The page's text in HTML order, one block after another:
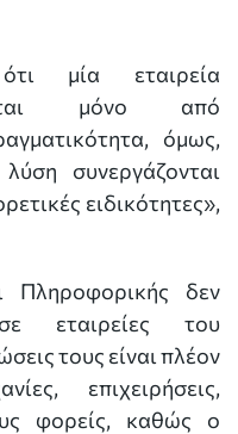
μία εταιρεία
μόνο από
όμως,
συνεργάζονται
ειδικότητες»,
Πληροφορικής δεν
εταιρείες του
τους είναι πλέον
επιχειρήσεις,
φορείς, καθώς ο